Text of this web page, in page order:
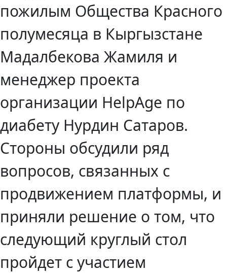
пожилым Общества Красного
полумесяца в Кыргызстане
Мадалбекова Жамиля и
менеджер проекта
организации HelpAge по
диабету Нурдин Сатаров.
Стороны обсудили ряд
вопросов, связанных с
продвижением платформы, и
приняли решение о том, что
следующий круглый стол
пройдет с участием